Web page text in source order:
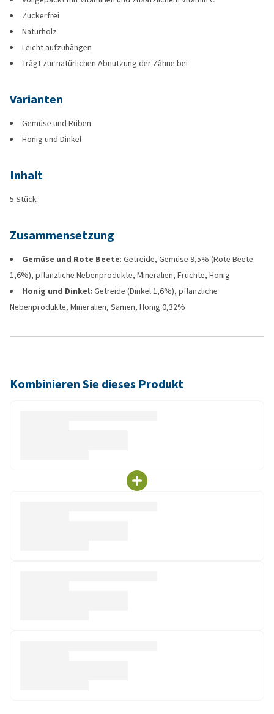
Zuckerfrei
Naturholz
Leicht aufzuhängen
Trägt zur natürlichen Abnutzung der Zähne bei
Varianten
Gemüse und Rüben
Honig und Dinkel
Inhalt
5 Stück
Zusammensetzung
Gemüse und Rote Beete: Getreide, Gemüse 9,5% (Rote Beete
1,6%), pflanzliche Nebenprodukte, Mineralien, Früchte, Honig
Honig und Dinkel: Getreide (Dinkel 1,6%), pflanzliche
Nebenprodukte, Mineralien, Samen, Honig 0,32%
Kombinieren Sie dieses Produkt